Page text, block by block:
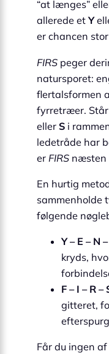
“at længes”
allerede etY
er chancen
FIRS peger
natursporet:
flertalsformen
fyrretræer.
eller S i
ledetråde har
er FIRS næsten
En hurtig
sammenholde
følgende
Y – E – N
kryds,
F – I – R –
gitteret,
Får du ingen